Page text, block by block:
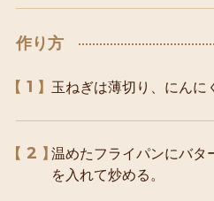
作り方
1 玉ねぎは薄切り、にんに
2
温めたフライパンにバタ
を入れて炒める。